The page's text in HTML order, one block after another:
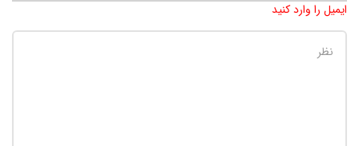
ایمیل را وارد کنید